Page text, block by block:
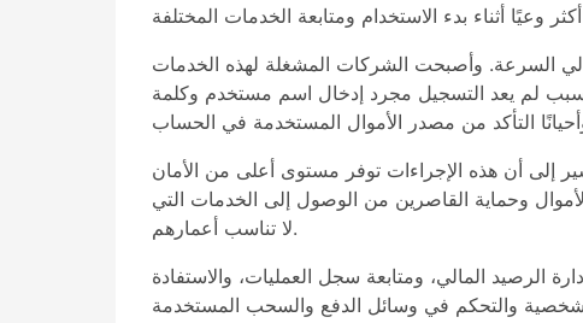
السرعة. وأصبحت الشركات المشغلة لهذه الخدمات
السبب لم يعد التسجيل مجرد إدخال اسم مستخدم وكلمة
إلى أن هذه الإجراءات توفر مستوى أعلى من الأمان
وحماية القاصرين من الوصول إلى الخدمات التي
لا تناسب أعمارهم.
المالي، ومتابعة سجل العمليات، والاستفادة